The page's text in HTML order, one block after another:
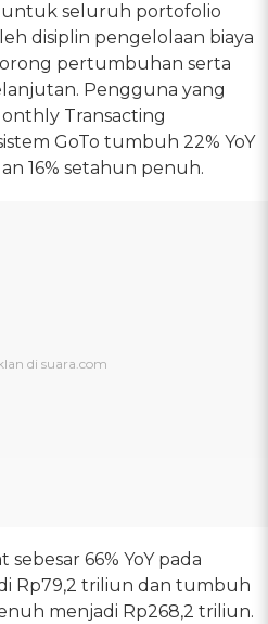
seluruh portofolio
disiplin pengelolaan biaya
pertumbuhan serta
Pengguna yang
Transacting
GoTo tumbuh 22% YoY
16% setahun penuh.
66% YoY pada
Rp79,2 triliun dan tumbuh
menjadi Rp268,2 triliun.